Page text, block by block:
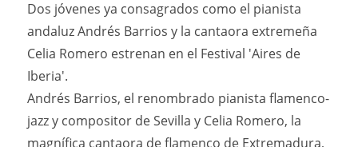
Dos jóvenes ya consagrados como el pianista
andaluz Andrés Barrios y la cantaora extremeña
Celia Romero estrenan en el Festival 'Aires de
Iberia'.
Andrés Barrios, el renombrado pianista flamenco-
jazz y compositor de Sevilla y Celia Romero, la
magnífica cantaora de flamenco de Extremadura,